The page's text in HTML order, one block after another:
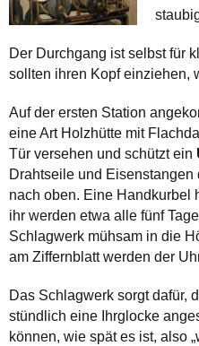
Der Durchgang ist selbst für
sollten ihren Kopf einziehen,
Auf der ersten Station
eine Art Holzhütte mit
Tür versehen und schützt ein
Drahtseile und
nach oben. Eine Handkurbel
ihr werden etwa alle fünf
Schlagwerk mühsam in die
am Ziffernblatt werden der
Das Schlagwerk sorgt dafür,
stündlich eine Ihrglocke
können, wie spät es ist, also